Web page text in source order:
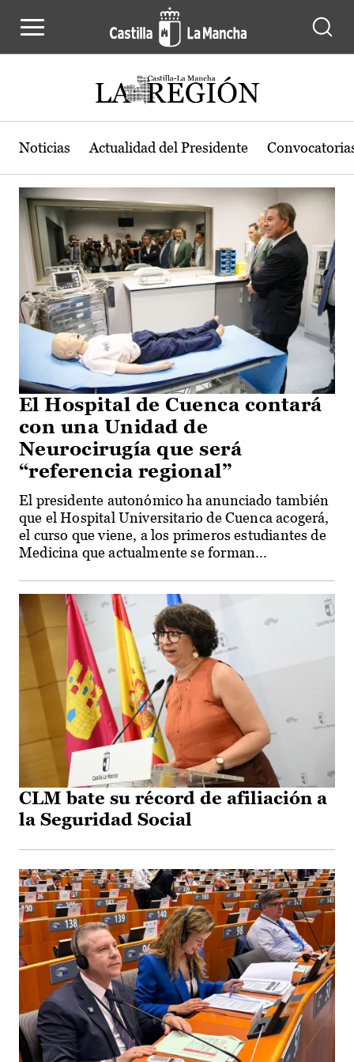
Actualidad de la región de Castilla-
Noticias Actualidad del Presidente
El Hospital de Cuenca contará
con una Unidad de
Neurocirugía que será
“referencia regional”
El presidente autonómico ha anunciado también
que el Hospital Universitario de Cuenca acogerá,
el curso que viene, a los primeros estudiantes de
Medicina que actualmente se forman...
CLM bate su récord de afiliación a
la Seguridad Social